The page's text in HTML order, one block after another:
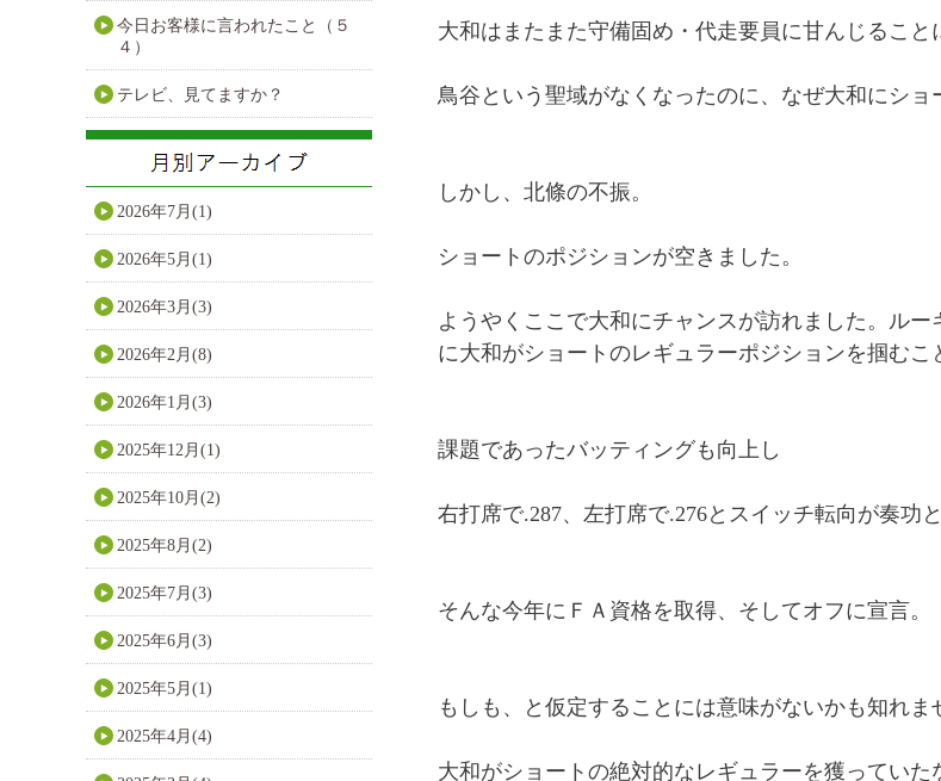
大和はまたまた守備固め・代走要員に甘んじること
鳥谷という聖域がなくなったのに、なぜ大和にシ
しかし、北條の不振。
ショートのポジションが空きました。
ようやくここで大和にチャンスが訪れました。ル
に大和がショートのレギュラーポジションを掴むこ
課題であったバッティングも向上し
右打席で.287、左打席で.276とスイッチ転向が奏功
そんな今年にＦＡ資格を取得、そしてオフに宣言。
もしも、と仮定することには意味がないかも知れま
大和がショートの絶対的なレギュラーを獲ってい
今日お客様に言われたこと（５
４）
テレビ、見てますか？
2026年7月(1)
2026年5月(1)
2026年3月(3)
2026年2月(8)
2026年1月(3)
2025年12月(1)
2025年10月(2)
2025年8月(2)
2025年7月(3)
2025年6月(3)
2025年5月(1)
2025年4月(4)